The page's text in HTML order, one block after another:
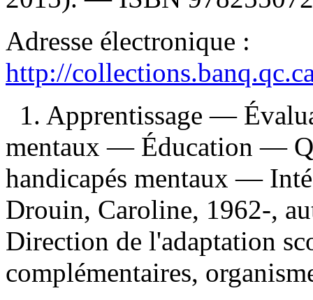
Adresse électronique :
http://
1. Apprentissage —
mentaux — Éducation —
handicapés mentaux —
Drouin, Caroline, 1962-,
Direction de l'adaptation
complémentaires,